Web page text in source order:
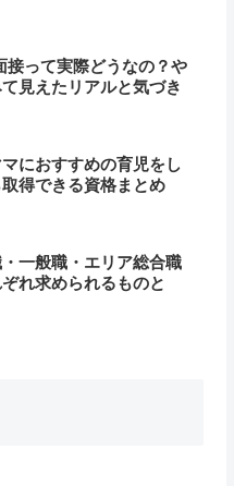
接って実際どうなの？や
見えたリアルと気づき
におすすめの育児をし
得できる資格まとめ
一般職・エリア総合職
れ求められるものと